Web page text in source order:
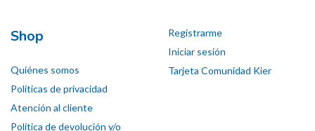
Shop
Quiénes somos
Políticas de privacidad
Atención al cliente
Política de devolución y/o
Registrarme
Iniciar sesión
Tarjeta Comunidad Kier